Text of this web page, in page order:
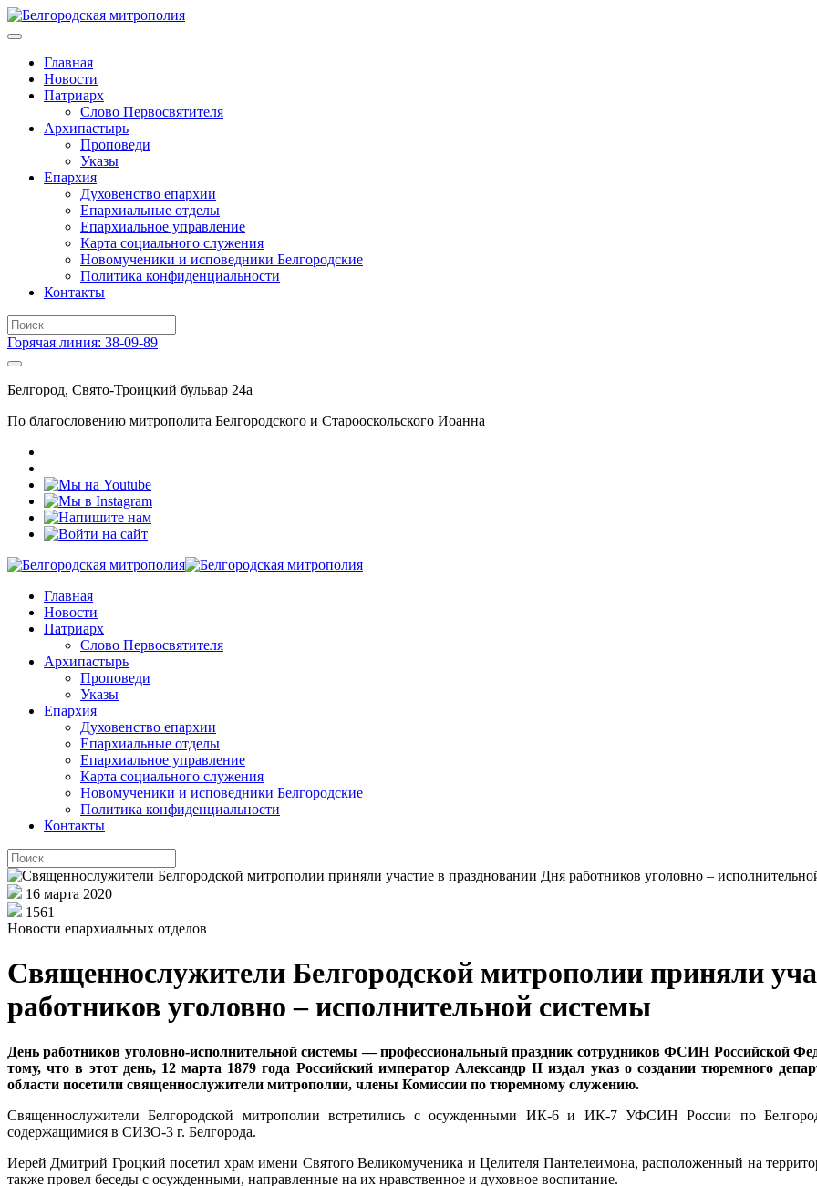
Главная
Новости
Патриарх
Слово Первосвятителя
Архипастырь
Проповеди
Указы
Епархия
Духовенство епархии
Епархиальные отделы
Епархиальное управление
Карта социального служения
Новомученики и исповедники Белгородские
Политика конфиденциальности
Контакты
Горячая линия: 38-09-89
Белгород, Свято-Троицкий бульвар 24а
По благословению митрополита Белгородского и Старооскольского Иоанна
Главная
Новости
Патриарх
Слово Первосвятителя
Архипастырь
Проповеди
Указы
Епархия
Духовенство епархии
Епархиальные отделы
Епархиальное управление
Карта социального служения
Новомученики и исповедники Белгородские
Политика конфиденциальности
Контакты
16 марта 2020
1561
Новости епархиальных отделов
Священнослужители Белгородской митрополии приняли
работников уголовно – исполнительной системы
День работников уголовно-исполнительной системы — профессиональный праздник сотрудников ФСИН Российской
тому, что в этот день, 12 марта 1879 года Российский император Александр II издал указ о создании тюремного
области посетили священнослужители митрополии, члены Комиссии по тюремному служению.
Священнослужители Белгородской митрополии встретились с осужденными ИК-6 и ИК-7 УФСИН России по
содержащимися в СИЗО-3 г. Белгорода.
Иерей Дмитрий Гроцкий посетил храм имени Святого Великомученика и Целителя Пантелеимона, расположенный на
также провел беседы с осужденными, направленные на их нравственное и духовное воспитание.